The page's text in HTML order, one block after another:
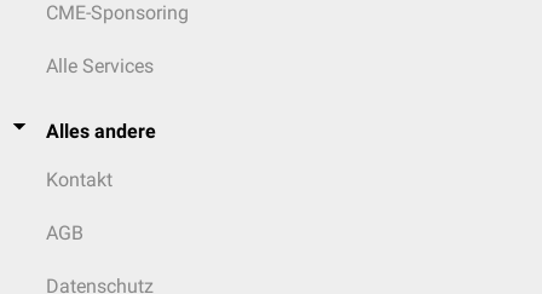
CME-Sponsoring
Alle Services
Alles andere
Kontakt
AGB
Datenschutz